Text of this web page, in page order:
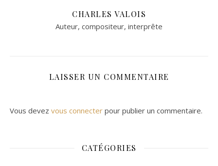
CHARLES VALOIS
Auteur, compositeur, interprête
LAISSER UN COMMENTAIRE
Vous devez vous connecter pour publier un commentaire.
CATÉGORIES